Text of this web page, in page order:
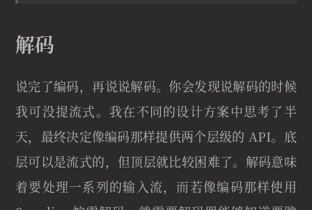
解码
说完了编码，再说说解码。你会发现说解码的时候
我可没提流式。我在不同的设计方案中思考了半
天，最终决定像编码那样提供两个层级的 API。底
层可以是流式的，但顶层就比较困难了。解码意味
着要处理一系列的输入流，而若像编码那样使用